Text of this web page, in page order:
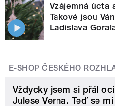
Vzájemná úcta
Takové jsou
Ladislava
E-SHOP ČESKÉHO
Vždycky jsem si přál
Julese Verna. Teď se